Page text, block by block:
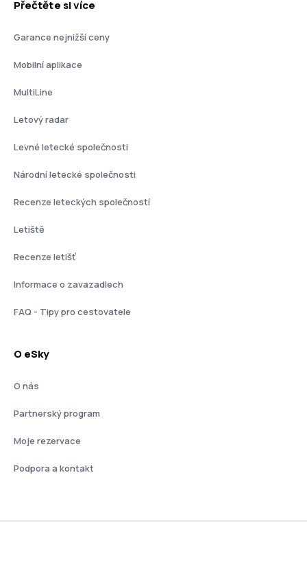
Přečtěte si více
Garance nejnižší ceny
Mobilní aplikace
MultiLine
Letový radar
Levné letecké společnosti
Národní letecké společnosti
Recenze leteckých společností
Letiště
Recenze letišť
Informace o zavazadlech
FAQ - Tipy pro cestovatele
O eSky
O nás
Partnerský program
Moje rezervace
Podpora a kontakt